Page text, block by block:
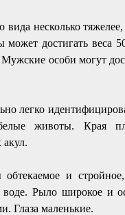
вида несколько
может достигать веса
особи могут
легко
животы. Края
и
воде. Рыло широкое и
Глаза маленькие.